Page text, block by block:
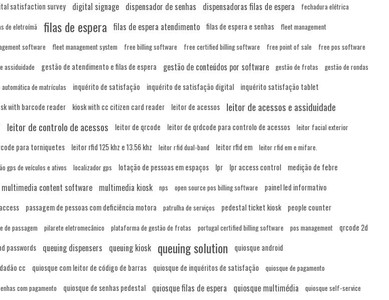
satisfaction survey digital signage dispensador de senhas dispensadoras filas de espera
fechadura elétrica
de eletroímã filas de espera filas de espera atendimento filas de espera e senhas
fleet management
software fleet management system free billing software free certified billing software free point of sale
free pos software
assiduidade gestão de atendimento e filas de espera gestão de conteúdos por software gestão de frotas
gestão de rondas
de matrículas inquérito de satisfação inquérito de satisfação digital
inquérito satisfação tablet
with barcode reader kiosk with cc citizen card reader leitor de acessos leitor de acessos e assiduidade
leitor de controlo de acessos leitor de qrcode leitor de qrdcode para controlo de acessos leitor facial exterior
para torniquetes leitor rfid 125 khz e 13.56 khz leitor rfid dual-band leitor rfid em leitor rfid em e mifare.
gps de veículos e ativos localizador gps lotação de pessoas em espaços lpr lpr access control medição de febre
multimedia content software multimedia kiosk nps open source pos billing software
painel led informativo
passagem de pessoas com deficiência motora patrulha de serviços pedestal ticket kiosk people counter
de passagem pilarete eletromecânico plataforma de gestão de frotas portugal certified billing software pos management qrcode 2d
passwords queuing dispensers queuing kiosk queuing solution
quiosque android
cc
quiosque com leitor de código de barras quiosque de inquéritos de satisfação quiosque de pagamento
com pagamento quiosque de senhas pedestal quiosque filas de espera quiosque multimédia
quiosque self-service